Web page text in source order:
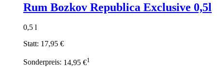
Rum Bozkov Republica Exclusive 0,5l
0,5 l
Statt: 17,95 €
Sonderpreis: 14,95 €1